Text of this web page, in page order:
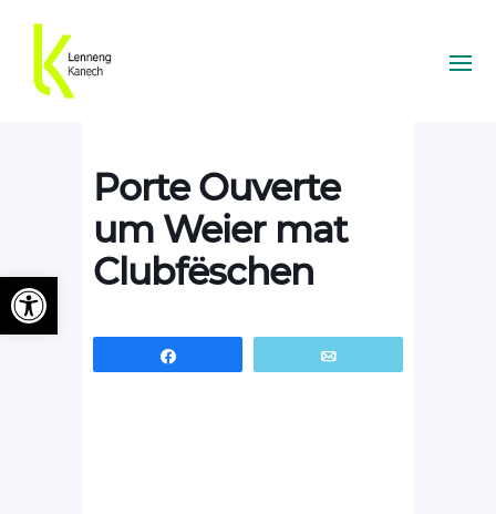
Porte Ouverte
um Weier mat
Clubfëschen
Ouvrir la barre d’outils